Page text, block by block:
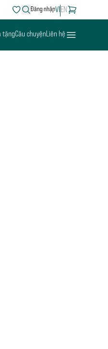
Search
Đăng nhậpVIEN
tặngCâu chuyệnLiên hệ Open menu